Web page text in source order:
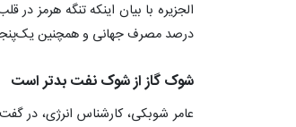
درصد مصرف جهانی و همچنین
شوک گاز از شوک نفت بدتر است
عامر شوبکی، کارشناس انرژی، در